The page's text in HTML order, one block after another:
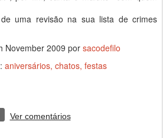
uma revisão na sua lista de crimes
November 2009 por sacodefilo
aniversários chatos festas
Ver comentários